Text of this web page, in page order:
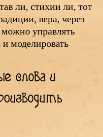
ли, стихии ли, тот
вера, через
управлять
моделировать
слова и